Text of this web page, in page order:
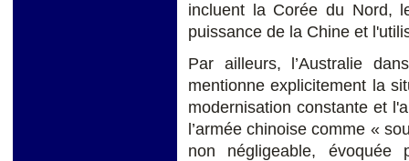
incluent la Corée du Nord,
puissance de la Chine et
Par ailleurs, l’Australie
mentionne explicitement la
modernisation constante et
l’armée chinoise comme «
non négligeable,